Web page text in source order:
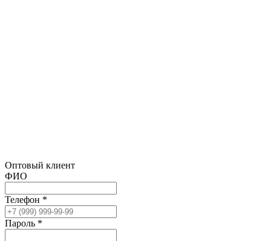
Оптовый клиент
ФИО
Телефон *
Пароль *